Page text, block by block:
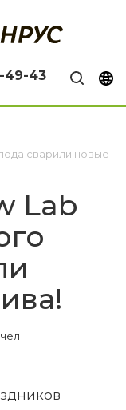
49-43
сварили новые
Lab